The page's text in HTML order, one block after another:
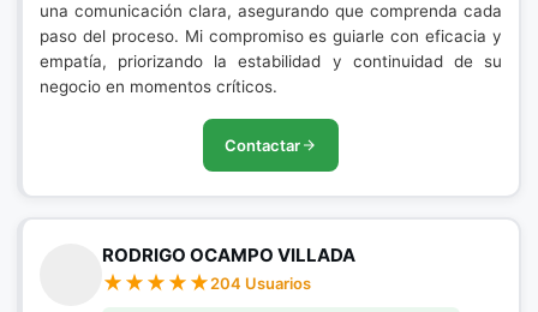
una comunicación clara, asegurando que comprenda cada
paso del proceso. Mi compromiso es guiarle con eficacia y
empatía, priorizando la estabilidad y continuidad de su
negocio en momentos críticos.
Contactar
RODRIGO OCAMPO VILLADA
204 Usuarios